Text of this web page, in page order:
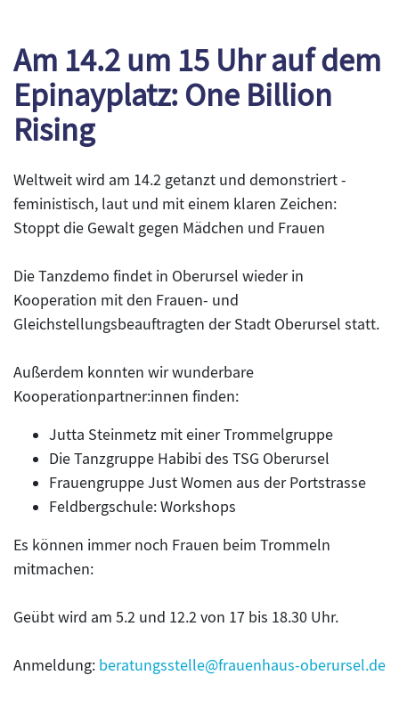
Am 14.2 um 15 Uhr auf dem
Epinayplatz: One Billion
Rising
Weltweit wird am 14.2 getanzt und demonstriert -
feministisch, laut und mit einem klaren Zeichen:
Stoppt die Gewalt gegen Mädchen und Frauen
Die Tanzdemo findet in Oberursel wieder in
Kooperation mit den Frauen- und
Gleichstellungsbeauftragten der Stadt Oberursel statt.
Außerdem konnten wir wunderbare
Kooperationpartner:innen finden:
Jutta Steinmetz mit einer Trommelgruppe
Die Tanzgruppe Habibi des TSG Oberursel
Frauengruppe Just Women aus der Portstrasse
Feldbergschule: Workshops
Es können immer noch Frauen beim Trommeln
mitmachen:
Geübt wird am 5.2 und 12.2 von 17 bis 18.30 Uhr.
Anmeldung: beratungsstelle@frauenhaus-oberursel.de